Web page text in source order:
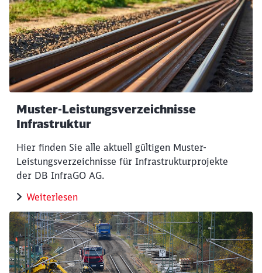
Muster-Leistungsverzeichnisse
Infrastruktur
Hier finden Sie alle aktuell gültigen Muster-
Leistungsverzeichnisse für Infrastrukturprojekte
der DB InfraGO AG.
Weiterlesen